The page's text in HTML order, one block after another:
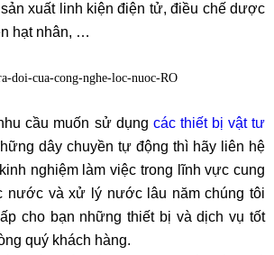
xuất linh kiện điện tử, điều chế dược
hạt nhân, …
cầu muốn sử dụng các thiết bị vật tư
dây chuyền tự động thì hãy liên hệ
nghiệm làm việc trong lĩnh vực cung
nước và xử lý nước lâu năm chúng tôi
cho bạn những thiết bị và dịch vụ tốt
quý khách hàng.